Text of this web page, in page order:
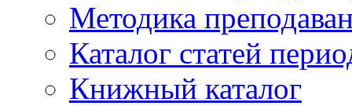
Методика
Каталог статей
Книжный каталог